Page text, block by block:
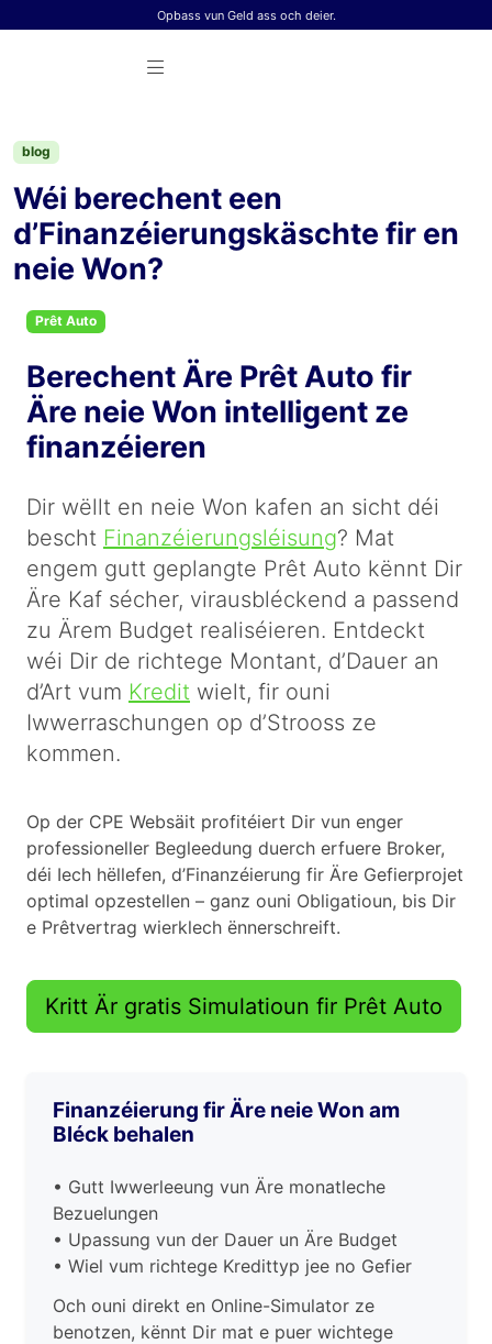
Opbass vun Geld ass och deier.
blog
Wéi berechent een
d’Finanzéierungskäschte fir en
neie Won?
Prêt Auto
Berechent Äre Prêt Auto fir
Äre neie Won intelligent ze
finanzéieren
Dir wëllt en neie Won kafen an sicht déi
bescht Finanzéierungsléisung? Mat
engem gutt geplangte Prêt Auto kënnt Dir
Äre Kaf sécher, virausbléckend a passend
zu Ärem Budget realiséieren. Entdeckt
wéi Dir de richtege Montant, d’Dauer an
d’Art vum Kredit wielt, fir ouni
Iwwerraschungen op d’Strooss ze
kommen.
Op der CPE Websäit profitéiert Dir vun enger
professioneller Begleedung duerch erfuere Broker,
déi Iech hëllefen, d’Finanzéierung fir Äre Gefierprojet
optimal opzestellen – ganz ouni Obligatioun, bis Dir
e Prêtvertrag wierklech ënnerschreift.
Kritt Är gratis Simulatioun fir Prêt Auto
Finanzéierung fir Äre neie Won am
Bléck behalen
• Gutt Iwwerleeung vun Äre monatleche
Bezuelungen
• Upassung vun der Dauer un Äre Budget
• Wiel vum richtege Kredittyp jee no Gefier
Och ouni direkt en Online-Simulator ze
benotzen, kënnt Dir mat e puer wichtege